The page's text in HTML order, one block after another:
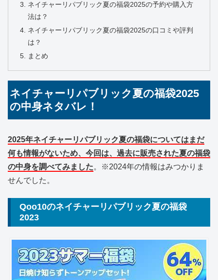
ネイチャーリパブリック夏の福袋2025の予約や購入方
法は？
ネイチャーリパブリック夏の福袋2025の口コミや評判
は？
まとめ
ネイチャーリパブリック夏の福袋2025
の中身ネタバレ！
2025年ネイチャーリパブリック夏の福袋についてはまだ
何も情報がないため、今回は、過去に販売された夏の福袋
の中身を調べてみました。※2024年の情報はみつかりま
せんでした。
Qoo10のネイチャーリパブリック夏の福袋
2023